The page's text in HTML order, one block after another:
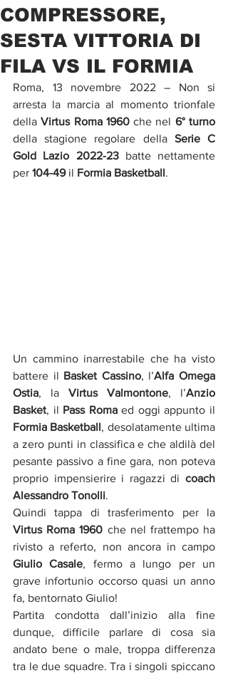
COMPRESSORE,
SESTA VITTORIA DI
FILA VS IL FORMIA
Roma, 13 novembre 2022 – Non si
arresta la marcia al momento trionfale
della Virtus Roma 1960 che nel 6° turno
della stagione regolare della Serie C
Gold Lazio 2022-23 batte nettamente
per 104-49 il Formia Basketball.
Un cammino inarrestabile che ha visto
battere il Basket Cassino, l’Alfa Omega
Ostia, la Virtus Valmontone, l’Anzio
Basket, il Pass Roma
Formia Basketball, desolatamente ultima
a zero punti in classifica e che aldilà del
pesante passivo a fine gara, non poteva
proprio impensierire i ragazzi di coach
Alessandro Tonolli.
Virtus Roma 1960 che nel frattempo ha
rivisto a referto, non ancora in campo
Giulio Casale, fermo a lungo per un
grave infortunio occorso quasi un anno
fa, bentornato Giulio!
Partita condotta dall’inizio alla fine
dunque, difficile parlare di cosa sia
andato bene o male, troppa differenza
tra le due squadre. Tra i singoli spiccano